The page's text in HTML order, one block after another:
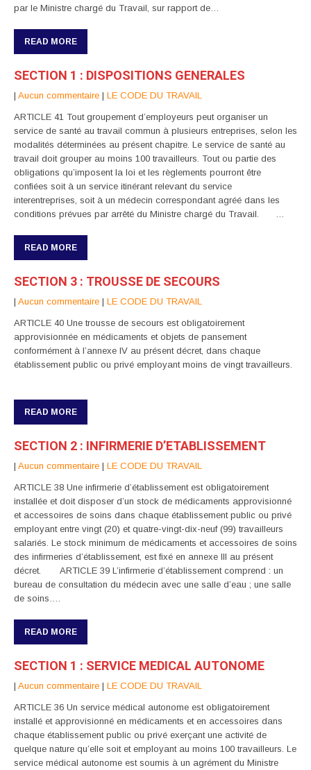
par le Ministre chargé du Travail, sur rapport de…
READ MORE
SECTION 1 : DISPOSITIONS GENERALES
| Aucun commentaire | LE CODE DU TRAVAIL
ARTICLE 41 Tout groupement d’employeurs peut organiser un
service de santé au travail commun à plusieurs entreprises, selon les
modalités déterminées au présent chapitre. Le service de santé au
travail doit grouper au moins 100 travailleurs. Tout ou partie des
obligations qu’imposent la loi et les règlements pourront être
confiées soit à un service itinérant relevant du service
interentreprises, soit à un médecin correspondant agréé dans les
conditions prévues par arrêté du Ministre chargé du Travail. …
READ MORE
SECTION 3 : TROUSSE DE SECOURS
| Aucun commentaire | LE CODE DU TRAVAIL
ARTICLE 40 Une trousse de secours est obligatoirement
approvisionnée en médicaments et objets de pansement
conformément à l’annexe IV au présent décret, dans chaque
établissement public ou privé employant moins de vingt travailleurs.
READ MORE
SECTION 2 : INFIRMERIE D’ETABLISSEMENT
| Aucun commentaire | LE CODE DU TRAVAIL
ARTICLE 38 Une infirmerie d’établissement est obligatoirement
installée et doit disposer d’un stock de médicaments approvisionné
et accessoires de soins dans chaque établissement public ou privé
employant entre vingt (20) et quatre-vingt-dix-neuf (99) travailleurs
salariés. Le stock minimum de médicaments et accessoires de soins
des infirmeries d’établissement, est fixé en annexe Ill au présent
décret. ARTICLE 39 L’infirmerie d’établissement comprend : un
bureau de consultation du médecin avec une salle d’eau ; une salle
de soins….
READ MORE
SECTION 1 : SERVICE MEDICAL AUTONOME
| Aucun commentaire | LE CODE DU TRAVAIL
ARTICLE 36 Un service médical autonome est obligatoirement
installé et approvisionné en médicaments et en accessoires dans
chaque établissement public ou privé exerçant une activité de
quelque nature qu’elle soit et employant au moins 100 travailleurs. Le
service médical autonome est soumis à un agrément du Ministre